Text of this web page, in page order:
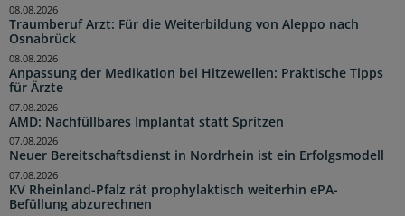
Traumberuf Arzt: Für die Weiterbildung von Aleppo nach
Osnabrück
08.08.2026
Anpassung der Medikation bei Hitzewellen: Praktische Tipps
für Ärzte
08.08.2026
AMD: Nachfüllbares Implantat statt Spritzen
07.08.2026
Neuer Bereitschaftsdienst in Nordrhein ist ein Erfolgsmodell
07.08.2026
KV Rheinland-Pfalz rät prophylaktisch weiterhin ePA-
Befüllung abzurechnen
07.08.2026